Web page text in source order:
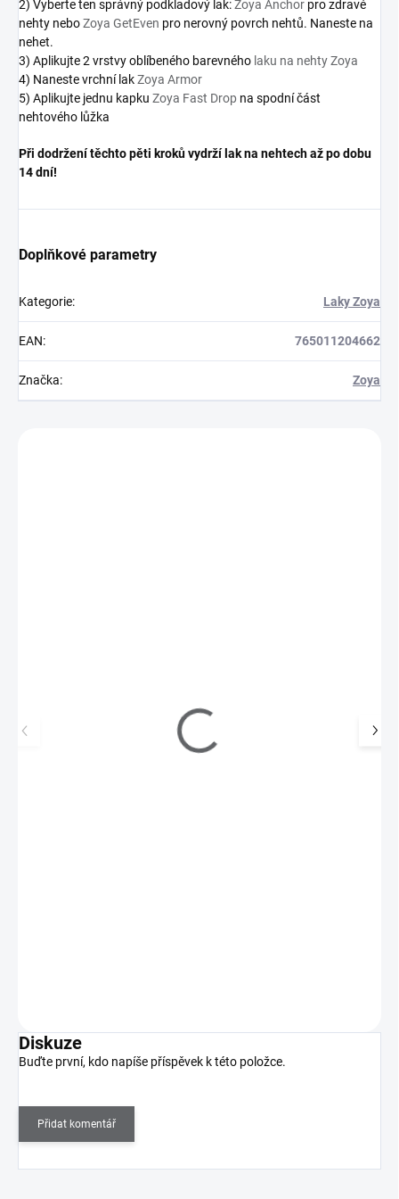
2) Vyberte ten správný podkladový lak:Zoya Anchor pro zdravé
nehty neboZoya GetEven pro nerovný povrch nehtů. Naneste na
nehet.
3) Aplikujte 2 vrstvy oblíbeného barevného laku na nehty Zoya
4) Naneste vrchní lakZoya Armor
5) Aplikujte jednu kapku Zoya Fast Drop na spodní část
nehtového lůžka
Při dodržení těchto pěti kroků vydrží lak na nehtech až po dobu
14 dní!
Doplňkové parametry
Kategorie: Laky Zoya
EAN: 765011204662
Značka: Zoya
Diskuze
Buďte první, kdo napíše příspěvek k této položce.
Přidat komentář